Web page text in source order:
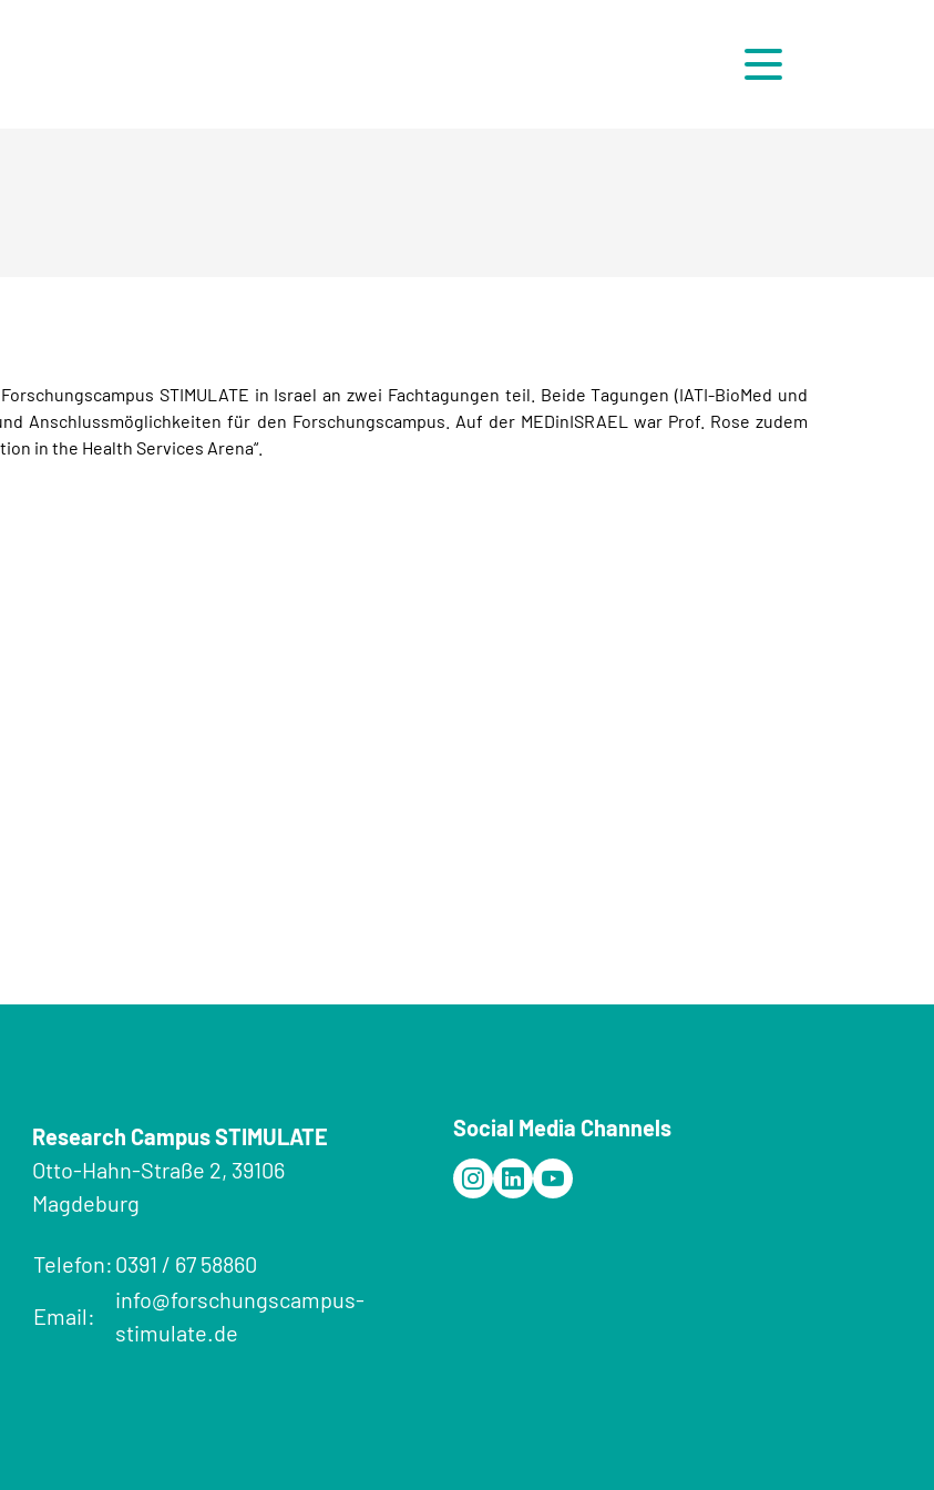
Menü
STIMULATE in Israel an zwei Fachtagungen teil. Beide Tagungen (IATI-BioMed und
Anschlussmöglichkeiten für den Forschungscampus. Auf der MEDinISRAEL war Prof. Rose zudem
in the Health Services Arena“.
Social Media Channels
Research Campus STIMULATE
Otto-Hahn-Straße 2, 39106
Magdeburg
Telefon: 0391 / 67 58860
Email:
info@forschungscampus-
stimulate.de